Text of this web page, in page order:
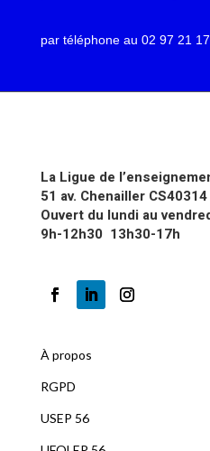
par téléphone au 02 97 21
La Ligue de
51 av. Chenailler
Ouvert du lundi au
9h-12h30 13h30-17h
À propos
RGPD
USEP 56